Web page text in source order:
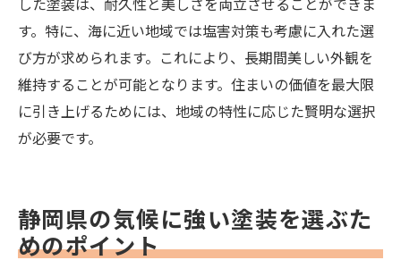
す。特に、海に近い地域では塩害対策も考慮に入れた選
び方が求められます。これにより、長期間美しい外観を
維持することが可能となります。住まいの価値を最大限
に引き上げるためには、地域の特性に応じた賢明な選択
が必要です。
静岡県の気候に強い塗装を選ぶた
めのポイント